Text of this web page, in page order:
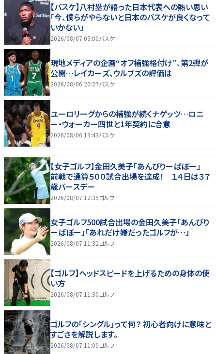
【バスケ】八村塁が語った日本代表への熱い思い
「今、僕らがやらないと日本のバスケが良くなって
いかない」
2026/08/07 05:00バスケ
現地メディアの企画“オフ補強格付け”、第2弾が
公開…レイカーズ、ウルブズの評価は
2026/08/06 20:27バスケ
ユーロリーグからの補強が続くナゲッツ…ロニ
ー・ウォーカー四世と1年契約に合意
2026/08/06 19:43バスケ
【女子ゴルフ】金田久美子「あんびりーばぼー」
前戦で通算５００試合出場を達成！ １４日は３７
歳バースデー
2026/08/07 12:35ゴルフ
女子ゴルフ500試合出場の金田久美子「あんびり
ーばぼー」「あれだけ嫌だったゴルフが…」
2026/08/07 11:32ゴルフ
【ゴルフ】ヘッドスピードを上げるための身体の使
い方
2026/08/07 11:30ゴルフ
ゴルフの「シングル」って何？ 初心者向けに意味と
すごさを解説します。
2026/08/07 11:00ゴルフ